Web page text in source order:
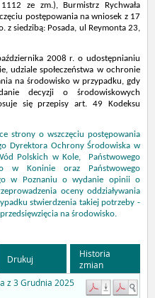
ze zm.), Burmistrz Rychwała
postępowania na wniosek z 17
z siedzibą: Posada, ul Reymonta 23,
2008 r. o udostępnianiu
udziale społeczeństwa w ochronie
na środowisko w przypadku, gdy
decyzji o środowiskowych
się przepisy art. 49 Kodeksu
strony o wszczęciu postępowania
Dyrektora Ochrony Środowiska w
Polskich w Kole,
Państwowego
w Koninie oraz Państwowego
w Poznaniu
o wydanie opinii o
oceny oddziaływania
stwierdzenia takiej potrzeby -
na środowisko.
Drukuj
Historia
zmian
z 3 Grudnia 2025